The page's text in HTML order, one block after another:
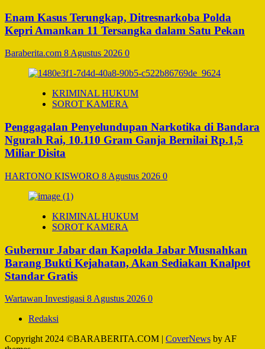
Enam Kasus Terungkap, Ditresnarkoba Polda
Kepri Amankan 11 Tersangka dalam Satu Pekan
Baraberita.com 8 Agustus 2026 0
KRIMINAL HUKUM
SOROT KAMERA
Penggagalan Penyelundupan Narkotika di Bandara
Ngurah Rai, 10.110 Gram Ganja Bernilai Rp.1,5
Miliar Disita
HARTONO KISWORO 8 Agustus 2026 0
KRIMINAL HUKUM
SOROT KAMERA
Gubernur Jabar dan Kapolda Jabar Musnahkan
Barang Bukti Kejahatan, Akan Sediakan Knalpot
Standar Gratis
Wartawan Investigasi 8 Agustus 2026 0
Redaksi
Copyright 2024 ©BARABERITA.COM | CoverNews by AF